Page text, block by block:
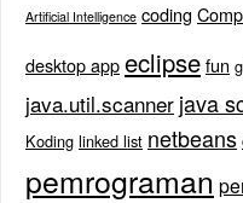
Artificial Intelligence coding
desktop appeclipsefun
java.util.scanner java
Koding linked list netbeans
pemrograman